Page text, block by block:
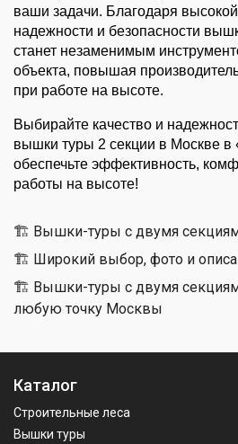
ваши задачи. Благодаря
надежности и безопасности
станет незаменимым
объекта, повышая
при работе на высоте.
Выбирайте качество и
вышки туры 2 секции в Москве в
обеспечьте эффективность,
работы на высоте!
🏗 Вышки-туры с двумя
🏗 Широкий выбор, фото и
🏗 Вышки-туры с двумя
любую точку Москвы
Каталог
Строительные леса
Вышки туры